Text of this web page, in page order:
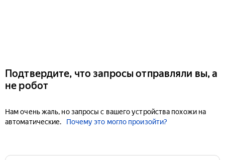
Подтвердите, что запросы отправляли вы, а
не робот
Нам очень жаль, но запросы с вашего устройства похожи на
автоматические.
Почему это могло произойти?